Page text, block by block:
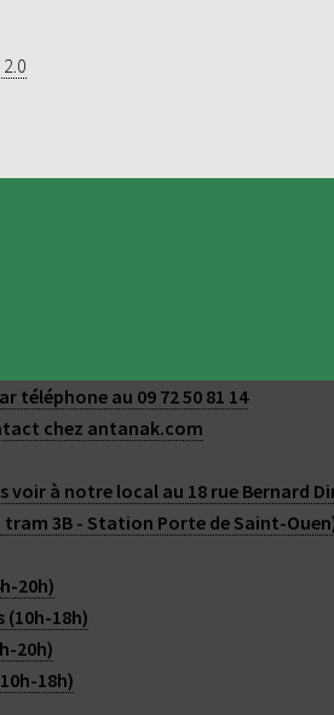
2.0
téléphone au 09 72 50 81 14
chez antanak.com
voir à notre local au 18 rue Bernard
tram 3B - Station Porte de Saint-
20h)
(10h-18h)
20h)
18h)